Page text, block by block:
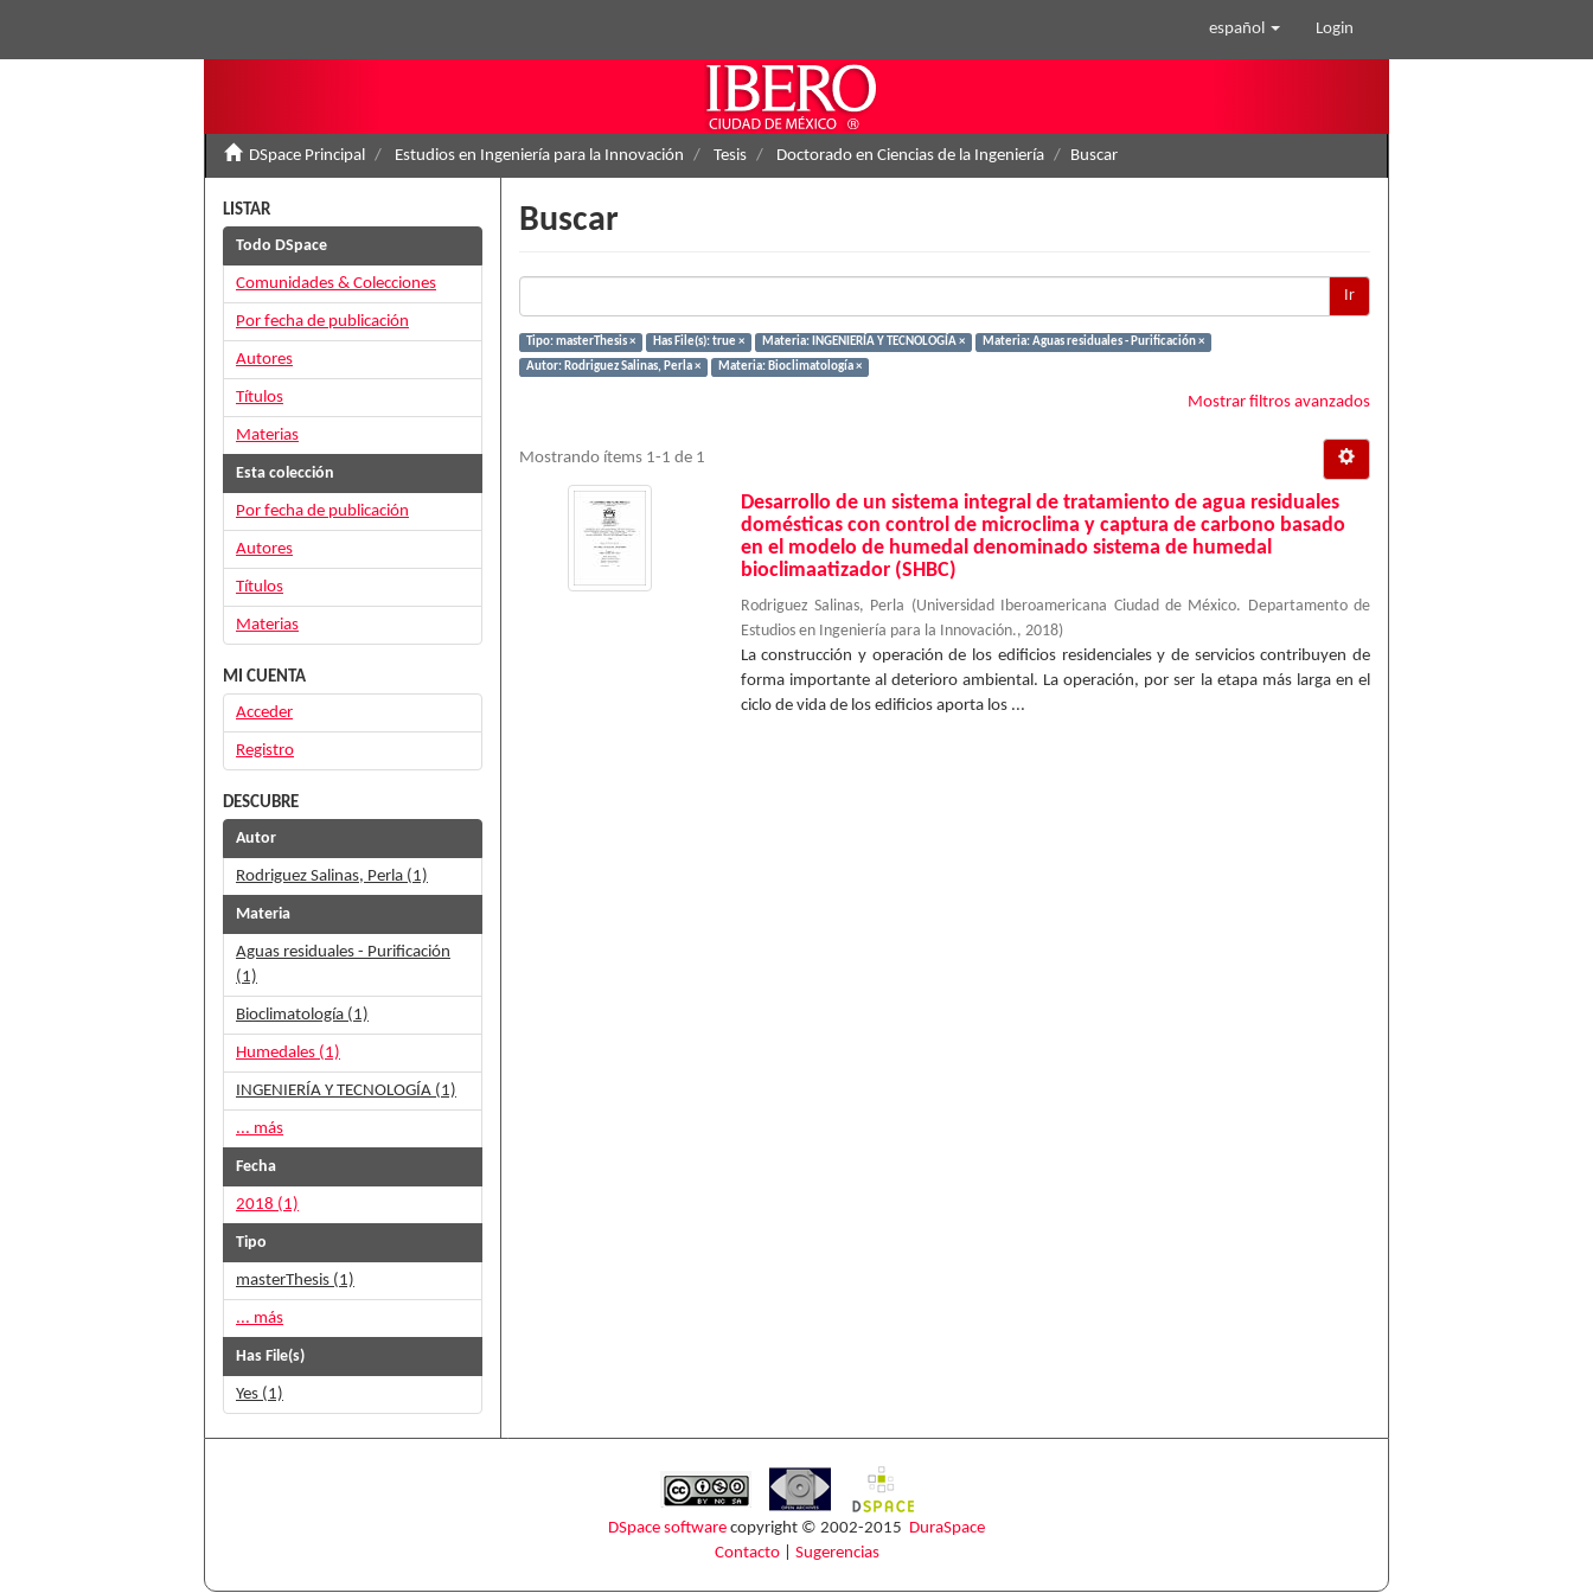
español Login
DSpace Principal Estudios en Ingeniería para la Innovación Tesis Doctorado en Ciencias de la Ingeniería Buscar
Buscar
Ir
Tipo: masterThesis × Has File(s): true × Materia: INGENIERÍA Y TECNOLOGÍA ×
Materia: Aguas residuales - Purificación ×
Autor: Rodriguez Salinas, Perla ×
Materia: Bioclimatología ×
Mostrar filtros avanzados
Mostrando ítems 1-1 de 1
Desarrollo de un sistema integral de tratamiento de agua residuales
domésticas con control de microclima y captura de carbono basado
en el modelo de humedal denominado sistema de humedal
bioclimaatizador (SHBC)
Rodriguez Salinas, Perla (Universidad Iberoamericana Ciudad de México. Departamento de
Estudios en Ingeniería para la Innovación., 2018)
La construcción y operación de los edificios residenciales y de servicios contribuyen de
forma importante al deterioro ambiental. La operación, por ser la etapa más larga en el
ciclo de vida de los edificios aporta los ...
LISTAR
Todo DSpace
Comunidades & Colecciones
Por fecha de publicación
Autores
Títulos
Materias
Esta colección
Por fecha de publicación
Autores
Títulos
Materias
MI CUENTA
Acceder
Registro
DESCUBRE
Autor
Rodriguez Salinas, Perla (1)
Materia
Aguas residuales - Purificación
(1)
Bioclimatología (1)
Humedales (1)
INGENIERÍA Y TECNOLOGÍA (1)
... más
Fecha
2018 (1)
Tipo
masterThesis (1)
... más
Has File(s)
Yes (1)
DSpace software copyright © 2002-2015 DuraSpace
Contacto| Sugerencias